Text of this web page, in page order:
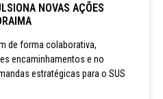
NOVAS AÇÕES
de forma colaborativa,
encaminhamentos e no
estratégicas para o SUS